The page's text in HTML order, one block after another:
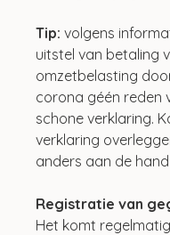
Tip: volgens
uitstel van betaling
omzetbelasting
corona géén reden
schone verklaring.
verklaring
anders aan de hand!
Registratie van
Het komt